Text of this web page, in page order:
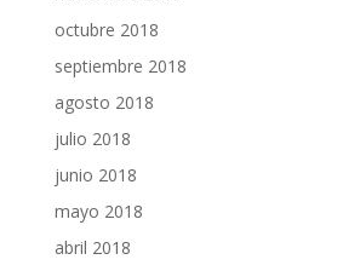
octubre 2018
septiembre 2018
agosto 2018
julio 2018
junio 2018
mayo 2018
abril 2018